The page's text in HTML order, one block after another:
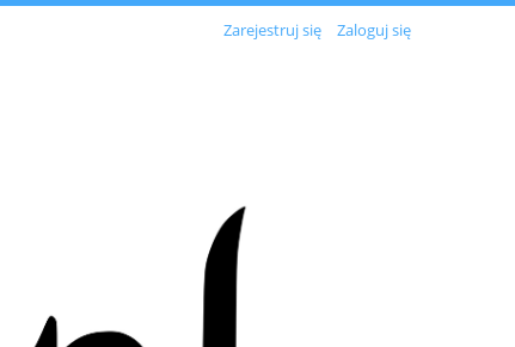
Zarejestruj się Zaloguj się